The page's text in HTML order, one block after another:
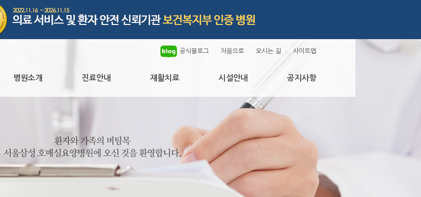
공식블로그 처음으로 오시는 길 사이트맵
병원소개 진료안내 재활치료 시설안내 공지사항